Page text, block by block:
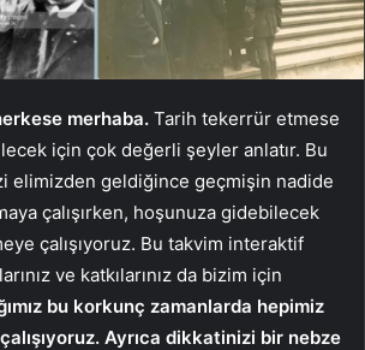
merhaba. Tarih tekerrür etmese
için çok değerli şeyler anlatır. Bu
elimizden geldiğince geçmişin nadide
çalışırken, hoşunuza gidebilecek
çalışıyoruz. Bu takvim interaktif
ve katkılarınız da bizim için
bu korkunç zamanlarda hepimiz
Ayrıca dikkatinizi bir nebze